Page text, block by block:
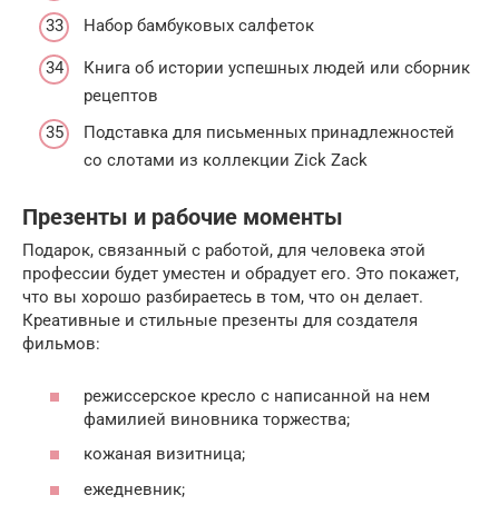
Набор бамбуковых салфеток
Книга об истории успешных людей или сборник
рецептов
Подставка для письменных принадлежностей
со слотами из коллекции Zick Zack
Презенты и рабочие моменты
Подарок, связанный с работой, для человека этой
профессии будет уместен и обрадует его. Это покажет,
что вы хорошо разбираетесь в том, что он делает.
Креативные и стильные презенты для создателя
фильмов:
режиссерское кресло с написанной на нем
фамилией виновника торжества;
кожаная визитница;
ежедневник;